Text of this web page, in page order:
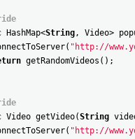
HashMap<String, Video>
( "http://
getRandomVideos ( ) ;
Video getVideo(String
( "http://